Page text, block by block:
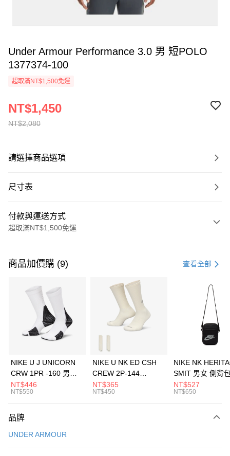
Under Armour Performance 3.0 男 短POLO
1377374-100
超取滿NT$1,500免運
NT$2,080
NT$1,450
請選擇商品選項
尺寸表
付款與運送方式
超取滿NT$1,500免運
信用卡一次付款
3 期 0 利率 每期 21家銀行
合作金庫商業銀行
第一商業銀行
華南商業銀行
彰化商業銀行
上海商業儲蓄銀行
元大商業銀行
台灣樂天信用卡公司
Apple Pay
全盈+PAY
AFTEE先享後付
【關於「AFTEE先享後付」】
便利好安心！
運送方式
商品加價購 (9) 查看全部
NIKE U J UNICORN
CRW 1PR -160 男女
中統襪 FZ3393100
NT$446
NT$550
NIKE U NK ED CSH
CREW 2P-144
EMBRDY 男女 短統襪
FZ3073133
NT$365
NT$450
NIKE NK
SMIT 男女 側背
BA5871010
NT$527
NT$650
品牌
UNDER ARMOUR